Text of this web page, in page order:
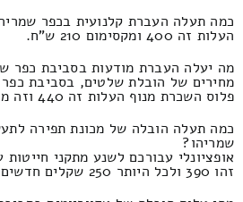
כמה תעלה העברת קלנועית בכפר
העלות זה 400 ומקסימום 210 ש"ח.
מה יעלה העברת מודעות בסביבת כפר
פלוס השכרת מנוף העלות זה 440 וזה מגיע עד 200 שקל.
כמה תעלה הובלה של מכונת תפירה
שמריהו?
אופציונלי עבורכם לשנע מתקני
זהו 390 ולכל היותר 250 שקלים חדשים.